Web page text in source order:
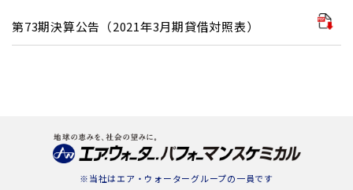
第73期決算公告（2021年3月期貸借対照表）
※当社はエア・ウォーターグループの一員です